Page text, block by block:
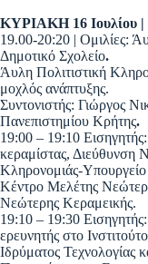
ΚΥΡΙΑΚΗ 16
19.00-20:20 | Ομιλίες:
Δημοτικό Σχολείο.
Άυλη Πολιτιστική
μοχλός ανάπτυξης.
Συντονιστής: Γιώργος
Πανεπιστημίου Κρήτης.
19:00 – 19:10
κεραμίστας, Διεύθυνση
Κληρονομιάς-
Κέντρο Μελέτης
Νεώτερης Κεραμεικής.
19:10 – 19:30
ερευνητής στο
Ιδρύματος Τεχνολογίας